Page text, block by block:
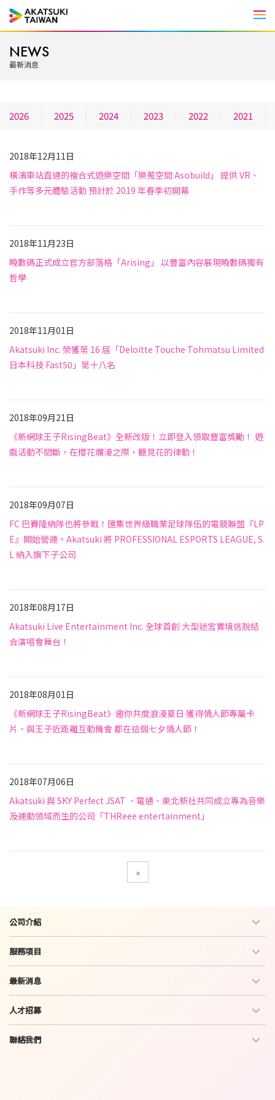
NEWS
最新消息
2026 2025 2024 2023 2022 2021
2018年12月11日
橫濱車站直通的複合式遊樂空間「樂蒐空間 Asobuild」 提供 VR、
手作等多元體驗活動 預計於 2019 年春季初開幕
2018年11月23日
曉數碼正式成立官方部落格「Arising」 以豐富內容展現曉數碼獨有
哲學
2018年11月01日
Akatsuki Inc. 榮獲第 16 屆「Deloitte Touche Tohmatsu Limited
日本科技 Fast50」第十八名
2018年09月21日
《新網球王子RisingBeat》全新改版！立即登入領取豐富獎勵！ 遊
戲活動不間斷，在櫻花爛漫之際，聽見花的律動！
2018年09月07日
FC 巴賽隆納隊也將參戰！匯集世界級職業足球隊伍的電競聯盟『LP
E』開始營運。Akatsuki 將 PROFESSIONAL ESPORTS LEAGUE, S.
L 納入旗下子公司
2018年08月17日
Akatsuki Live Entertainment Inc. 全球首創 大型迷宮實境逃脫結
合演唱會舞台！
2018年08月01日
《新網球王子RisingBeat》邀你共度浪漫夏日 獲得情人節專屬卡
片、與王子近距離互動機會 都在這個七夕情人節！
2018年07月06日
Akatsuki 與 SKY Perfect JSAT 、電通、東北新社共同成立專為音樂
及運動領域而生的公司「THReee entertainment」
»
公司介紹
服務項目
最新消息
人才招募
聯絡我們